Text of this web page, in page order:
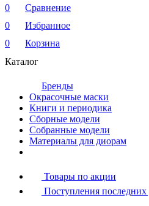
0
Сравнение
0
Избранное
0
Корзина
Каталог
Бренды
Окрасочные маски
Книги и периодика
Сборные модели
Собранные модели
Материалы для диорам
Товары по акции
Поступления последних